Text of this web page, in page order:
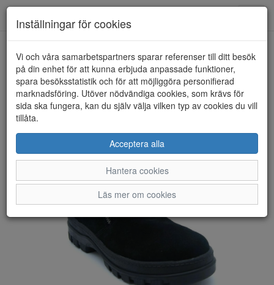
HEM RIEKER
Inställningar för cookies
Vi och våra samarbetspartners sparar referenser till ditt besök
på din enhet för att kunna erbjuda anpassade funktioner,
spara besöksstatistik och för att möjliggöra personifierad
marknadsföring. Utöver nödvändiga cookies, som krävs för
sida ska fungera, kan du själv välja vilken typ av cookies du vill
tillåta.
Acceptera alla
Hantera cookies
Läs mer om cookies